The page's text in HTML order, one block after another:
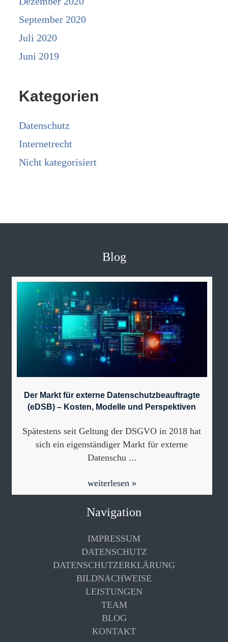
September 2020
Juli 2020
Juni 2019
Kategorien
Datenschutz
Internetrecht
Nicht kategorisiert
Blog
Der Markt für externe Datenschutzbeauftragte
(eDSB) – Kosten, Modelle und Perspektiven
Spätestens seit Geltung der DSGVO in 2018 hat
sich ein eigenständiger Markt für externe
Datenschu ...
weiterlesen »
Navigation
IMPRESSUM
DATENSCHUTZ
DATENSCHUTZERKLÄRUNG
BILDNACHWEISE
LEISTUNGEN
TEAM
BLOG
KONTAKT